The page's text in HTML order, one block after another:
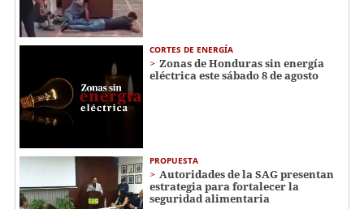
CORTES DE ENERGÍA
Zonas de Honduras sin energía
eléctrica este sábado 8 de agosto
PROPUESTA
Autoridades de la SAG presentan
estrategia para fortalecer la
seguridad alimentaria